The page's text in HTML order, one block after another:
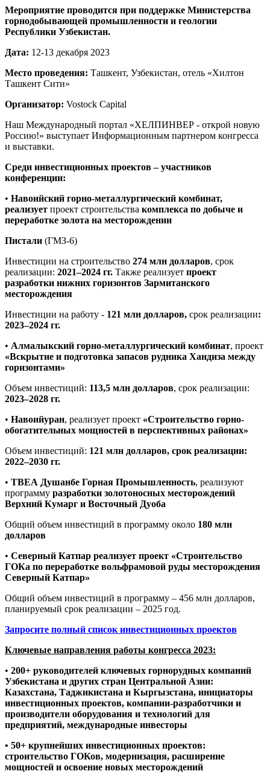
Мероприятие проводится при поддержке Министерства
горнодобывающей промышленности и геологии
Республики Узбекистан.
Дата: 12-13 декабря 2023
Место проведения: Ташкент, Узбекистан, отель «Хилтон
Ташкент Сити»
Организатор: Vostock Capital
Наш Международный портал «ХЕЛПИНВЕР - открой новую
Россию!» выступает Информационным партнером конгресса
и выставки.
Среди инвестиционных проектов – участников
конференции:
• Навоийский горно-металлургический комбинат,
реализует проект строительства комплекса по добыче и
переработке золота на месторождении
Пистали (ГМЗ-6)
Инвестиции на строительство 274 млн долларов, срок
реализации: 2021–2024 гг. Также реализует проект
разработки нижних горизонтов Зармитанского
месторождения
Инвестиции на работу - 121 млн долларов, срок реализации:
2023–2024 гг.
• Алмалыкский горно-металлургический комбинат, проект
«Вскрытие и подготовка запасов рудника Хандиза между
горизонтами»
Объем инвестиций: 113,5 млн долларов, срок реализации:
2023–2028 гг.
• Навоийуран, реализует проект «Строительство горно-
обогатительных мощностей в перспективных районах»
Объем инвестиций: 121 млн долларов, срок реализации:
2022–2030 гг.
• ТВЕА Душанбе Горная Промышленность, реализуют
программу разработки золотоносных месторождений
Верхний Кумарг и Восточный Дуоба
Общий объем инвестиций в программу около 180 млн
долларов
• Северный Катпар реализует проект «Строительство
ГОКа по переработке вольфрамовой руды месторождения
Северный Катпар»
Общий объем инвестиций в программу – 456 млн долларов,
планируемый срок реализации – 2025 год.
Запросите полный список инвестиционных проектов
Ключевые направления работы конгресса 2023:
• 200+ руководителей ключевых горнорудных компаний
Узбекистана и других стран Центральной Азии:
Казахстана, Таджикистана и Кыргызстана, инициаторы
инвестиционных проектов, компании-разработчики и
производители оборудования и технологий для
предприятий, международные инвесторы
• 50+ крупнейших инвестиционных проектов:
строительство ГОКов, модернизация, расширение
мощностей и освоение новых месторождений